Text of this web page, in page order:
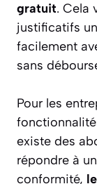
gratuit. Cela
justificatifs
facilement
sans
Pour les
existe des
répondre à
conformité,